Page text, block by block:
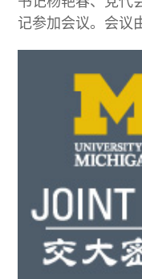
记参加会议。会议